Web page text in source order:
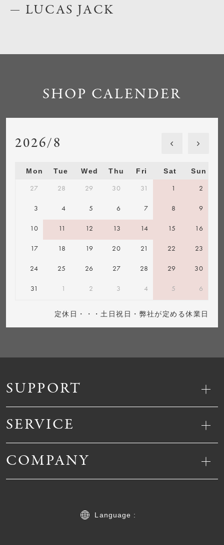
LUCAS JACK
SUPPORT
SERVICE
COMPANY
Language :
SHOP CALENDER
2026/8
Mon Tue Wed Thu Fri Sat Sun
27 28 29 30 31 1 2
3 4 5 6 7 8 9
10 11 12 13 14 15 16
17 18 19 20 21 22 23
24 25 26 27 28 29 30
31 1 2 3 4 5 6
定休日・・・土日祝日・弊社が定める休業日